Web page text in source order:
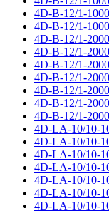
4D-B-12/1-
4D-B-12/1-
4D-B-12/1-
4D-B-12/1-
4D-B-12/1-
4D-B-12/1-
4D-B-12/1-
4D-B-12/1-
4D-B-12/1-
4D-LA-10/10-
4D-LA-10/10-
4D-LA-10/10-
4D-LA-10/10-
4D-LA-10/10-
4D-LA-10/10-
4D-LA-10/10-